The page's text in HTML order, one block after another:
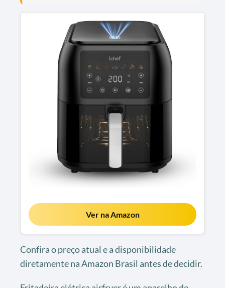
Ver na Amazon
Confira o preço atual e a disponibilidade
diretamente na Amazon Brasil antes de decidir.